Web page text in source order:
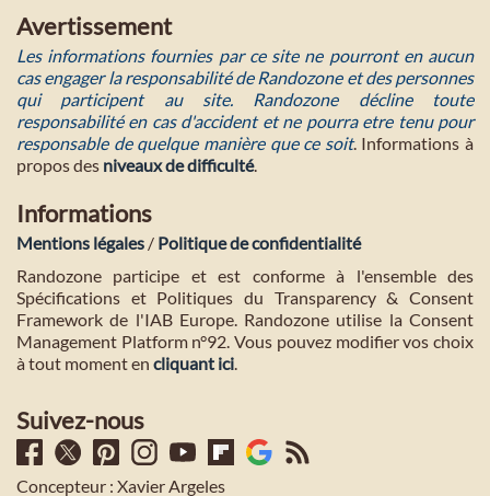
Avertissement
Les informations fournies par ce site ne pourront en aucun
cas engager la responsabilité de Randozone et des personnes
qui participent au site. Randozone décline toute
responsabilité en cas d'accident et ne pourra etre tenu pour
responsable de quelque manière que ce soit. Informations à
propos des niveaux de difficulté.
Informations
Mentions légales / Politique de confidentialité
Randozone participe et est conforme à l'ensemble des
Spécifications et Politiques du Transparency & Consent
Framework de l'IAB Europe. Randozone utilise la Consent
Management Platform n°92. Vous pouvez modifier vos choix
à tout moment en cliquant ici.
Suivez-nous
Concepteur : Xavier Argeles